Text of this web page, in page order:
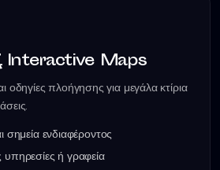
Interactive Maps
οδηγίες πλοήγησης για μεγάλα κτίρια
ενδιαφέροντος
ή γραφεία